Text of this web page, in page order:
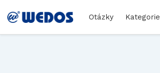
Otázky Kategorie